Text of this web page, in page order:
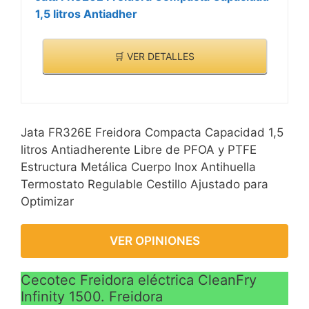
1,5 litros Antiadher
🛒 VER DETALLES
Jata FR326E Freidora Compacta Capacidad 1,5
litros Antiadherente Libre de PFOA y PTFE
Estructura Metálica Cuerpo Inox Antihuella
Termostato Regulable Cestillo Ajustado para
Optimizar
VER OPINIONES
Cecotec Freidora eléctrica CleanFry
Infinity 1500. Freidora